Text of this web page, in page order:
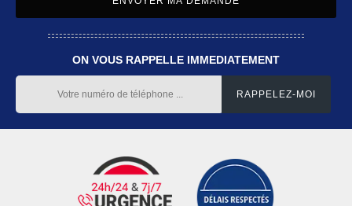
ON VOUS RAPPELLE IMMEDIATEMENT